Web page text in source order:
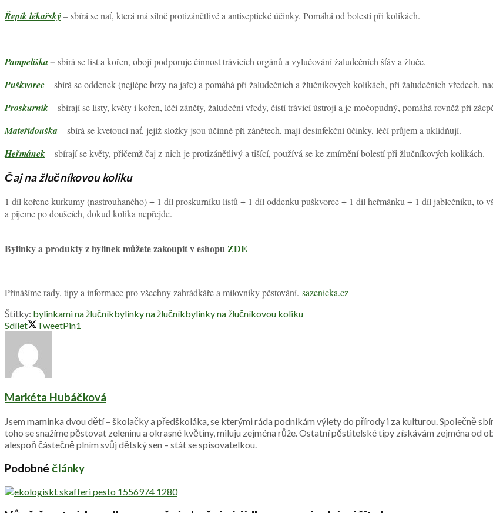
Řepík lékařský– sbírá se nať, která má silně protizánětlivé a antiseptické účinky. Pomáhá od bolesti při kolikách.
Pampeliška–sbírá se list a kořen, obojí podporuje činnost trávicích orgánů a vylučování žaludečních šťáv a žluče.
Puškvorec– sbírá se oddenek (nejlépe brzy na jaře) a pomáhá při žaludečních a žlučníkových kolikách, při žaludečních vředech,
Proskurník– sbírají se listy, květy i kořen, léčí záněty, žaludeční vředy, čistí trávicí ústrojí a je močopudný, pomáhá rovněž při
Mateřídouška– sbírá se kvetoucí nať, jejíž složky jsou účinné při zánětech, mají desinfekční účinky, léčí průjem a uklidňují.
Heřmánek– sbírají se květy, přičemž čaj z nich je protizánětlivý a tišící, používá se ke zmírnění bolestí při žlučníkových kolikách.
Čaj na žlučníkovou koliku
1 díl kořene kurkumy (nastrouhaného) + 1 díl proskurníku listů + 1 díl oddenku puškvorce + 1 díl heřmánku + 1 díl jablečníku, to
a pijeme po doušcích, dokud kolika nepřejde.
Bylinky a produkty z bylinek můžete zakoupit v eshopuZDE
Přinášíme rady, tipy a informace pro všechny zahrádkáře a milovníky pěstování. sazenicka.cz
Štítky: bylinkami na žlučníkbylinky na žlučníkbylinky na žlučníkovou koliku
Sdílet
TweetPin1
Markéta Hubáčková
Jsem maminka dvou dětí – školačky a předškoláka, se kterými ráda podnikám výlety do přírody i za kulturou. Společně
toho se snažíme pěstovat zeleninu a okrasné květiny, miluju zejména růže. Ostatní pěstitelské tipy získávám zejména od
alespoň částečně plním svůj dětský sen – stát se spisovatelkou.
Podobné články